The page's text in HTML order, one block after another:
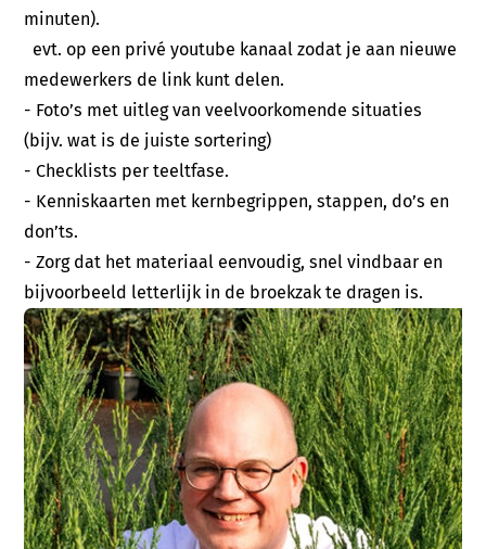
minuten).
evt. op een privé youtube kanaal zodat je aan nieuwe
medewerkers de link kunt delen.
- Foto’s met uitleg van veelvoorkomende situaties
(bijv. wat is de juiste sortering)
- Checklists per teeltfase.
- Kenniskaarten met kernbegrippen, stappen, do’s en
don’ts.
- Zorg dat het materiaal eenvoudig, snel vindbaar en
bijvoorbeeld letterlijk in de broekzak te dragen is.